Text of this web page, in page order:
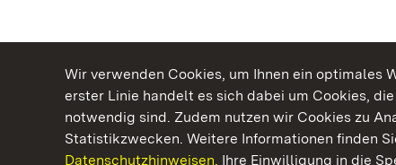
Wir verwenden Cookies, um Ihnen ein optimales
erster Linie handelt es sich dabei um Cookies,
notwendig sind. Zudem nutzen wir Cookies zu
Statistikzwecken. Weitere Informationen finden
Datenschutzhinweisen. Ihre Einwilligung in die